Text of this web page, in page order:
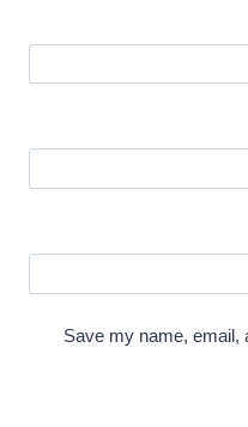
Save my name, email,